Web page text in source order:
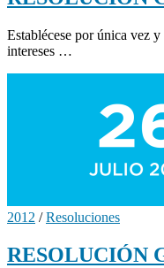
Establécese por única vez
intereses …
2012 /Resoluciones
RESOLUCIÓN